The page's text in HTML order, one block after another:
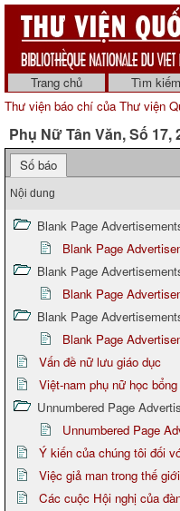
Trang chủ Tìm kiếm
Thư viện báo chí của Thư viện
Phụ Nữ Tân Văn, Số 17,
Số báo
Nội dung
Blank Page
Blank Page
Blank Page
Blank Page
Blank Page
Blank Page
Vấn đề nữ lưu giáo dục
Việt-nam phụ nữ học bổng
Unnumbered Page
Unnumbered Page
Ý kiến của chúng tôi đối
Việc giả man trong thế
Các cuộc Hội nghị của